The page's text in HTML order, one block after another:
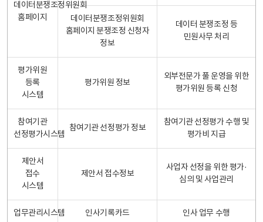
데이터분쟁조정위원회
홈페이지
데이터분쟁조정위원회
홈페이지 분쟁조정 신청자
정보
데이터 분쟁조정 등
민원사무 처리
평가위원
등록
시스템
평가위원 정보
외부전문가 풀 운영을 위한
평가위원 등록 신청
참여기관
선정평가시스템
참여기관 선정평가 정보
참여기관 선정평가 수행 및
평가비 지급
제안서
접수
시스템
제안서 접수정보
사업자 선정을 위한 평가·
심의 및 사업관리
업무관리시스템 인사기록카드 인사 업무 수행